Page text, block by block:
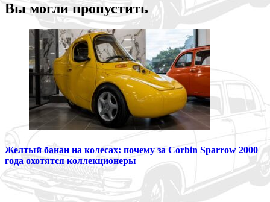
Вы могли пропустить
Желтый банан на колесах: почему за Corbin Sparrow 2000
года охотятся коллекционеры